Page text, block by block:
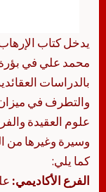
يدخل كتاب
محمد علي في بؤرة
بالدراسات
والتطرف في
علوم العقيدة
وسيرة وغيرها من
كما يلي:
الفرع الأكاديمي: